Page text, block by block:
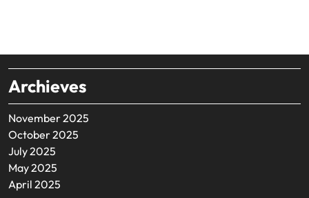
Archieves
November 2025
October 2025
July 2025
May 2025
April 2025